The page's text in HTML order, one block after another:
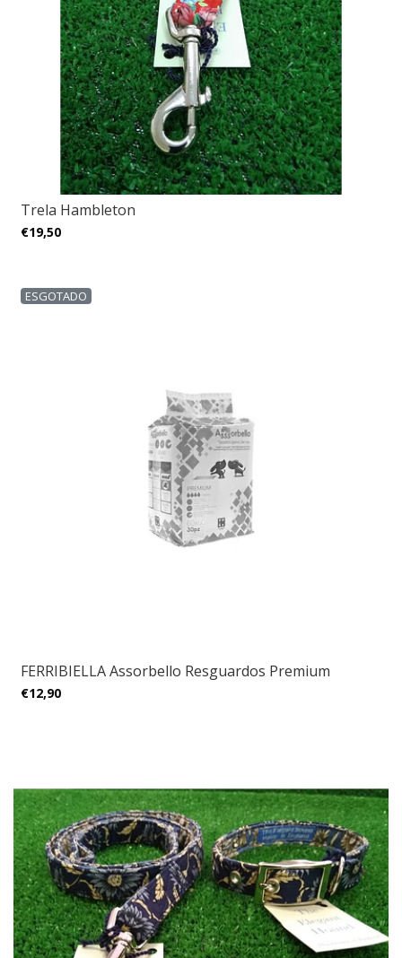
Trela Hambleton
€19,50
ESGOTADO
FERRIBIELLA Assorbello Resguardos Premium
€12,90